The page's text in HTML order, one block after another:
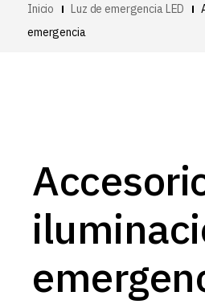
Inicio Luz de emergencia LED
emergencia